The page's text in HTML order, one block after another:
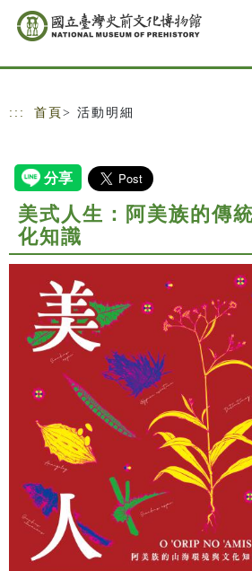
跳到主要內容
網站導覽
::: 首頁 > 活動明細
美式人生：阿美族的傳
化知識